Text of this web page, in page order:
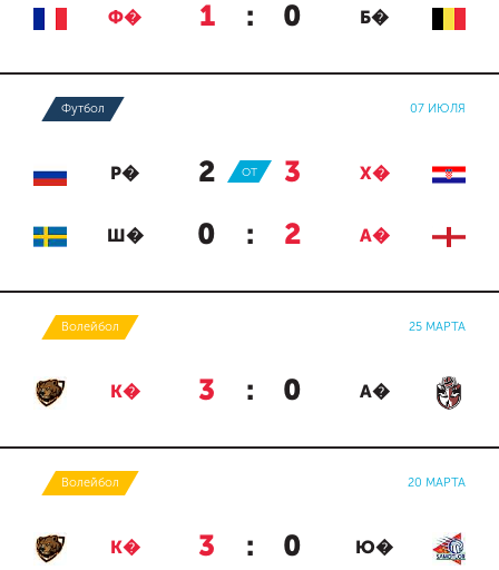
Ф� 1 : 0 Б�
Футбол 07 ИЮЛЯ
Р� 2 : 3 Х�
ОТ
Ш� 0 : 2 А�
Волейбол 25 МАРТА
К� 3 : 0 А�
Волейбол 20 МАРТА
К� 3 : 0 Ю�